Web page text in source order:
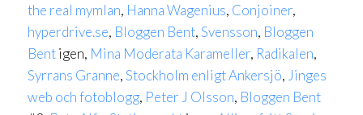
the real mymlan, Hanna Wagenius, Conjoiner,
hyperdrive.se, Bloggen Bent,Svensson, Bloggen
Bentigen, Mina Moderata Karameller, Radikalen,
Syrrans Granne,Stockholm enligt Ankersjö, Jinges
web och fotoblogg, Peter J Olsson, Bloggen Bent